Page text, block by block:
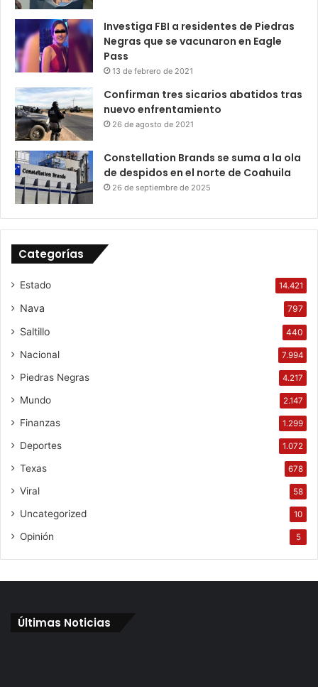
Investiga FBI a residentes de Piedras
Negras que se vacunaron en Eagle
Pass
13 de febrero de 2021
Confirman tres sicarios abatidos tras
nuevo enfrentamiento
26 de agosto de 2021
Constellation Brands se suma a la ola
de despidos en el norte de Coahuila
26 de septiembre de 2025
Categorías
Estado 14.421
Nava 797
Saltillo 440
Nacional 7.994
Piedras Negras 4.217
Mundo 2.147
Finanzas 1.299
Deportes 1.072
Texas 678
Viral 58
Uncategorized 10
Opinión 5
Últimas Noticias